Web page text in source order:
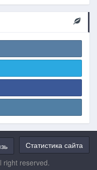
Статистика сайта
right reserved.